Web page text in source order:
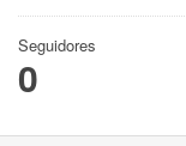
Seguidores
0